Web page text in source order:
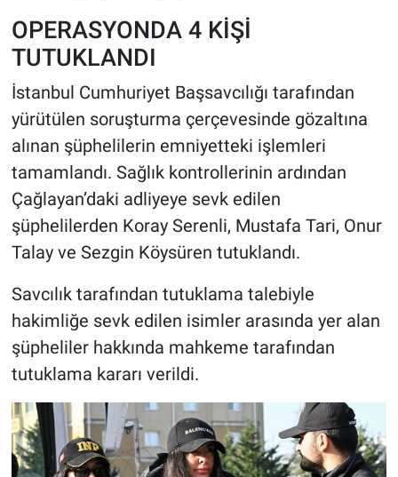
OPERASYONDA 4 KİŞİ
TUTUKLANDI
İstanbul Cumhuriyet Başsavcılığı tarafından
yürütülen soruşturma çerçevesinde gözaltına
alınan şüphelilerin emniyetteki işlemleri
tamamlandı. Sağlık kontrollerinin ardından
Çağlayan’daki adliyeye sevk edilen
şüphelilerden Koray Serenli, Mustafa Tari, Onur
Talay ve Sezgin Köysüren tutuklandı.
Savcılık tarafından tutuklama talebiyle
hakimliğe sevk edilen isimler arasında yer alan
şüpheliler hakkında mahkeme tarafından
tutuklama kararı verildi.
SPOR
MAGAZİN
Bilim, Teknoloji